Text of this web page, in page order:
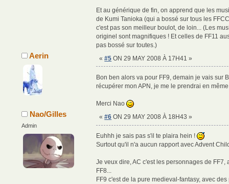
Et au générique de fin, on apprend que les
de Kumi Tanioka (qui a bossé sur tous les
c'est pas son meilleur boulot, de loin... (Les
originel sont magnifiques ! Et celles de FF11
pas bossé sur toutes.)
Aerin «#5 ON 29 MAY 2008 À 17H41 »
Bon ben alors va pour FF9, demain je vais sur
récupérer mon APN, je me le prendrai en
Merci Nao
Nao/Gilles
Admin
«#6 ON 29 MAY 2008 À 18H43 »
Euhhh je sais pas s'il te plaira hein !
Surtout qu'il n'a aucun rapport avec Advent
Je veux dire, AC c'est les personnages de FF7,
FF8...
FF9 c'est de la pure medieval-fantasy, avec